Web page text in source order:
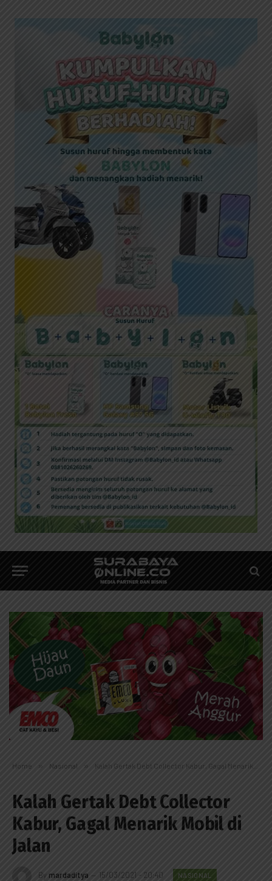
Home » Nasional » Kalah Gertak Debt Collector Kabur, Gagal Menarik Mobil di Jalan
Kalah Gertak Debt Collector
Kabur, Gagal Menarik Mobil di
Jalan
By mardaditya 15/03/2021 - 20:40 NASIONAL